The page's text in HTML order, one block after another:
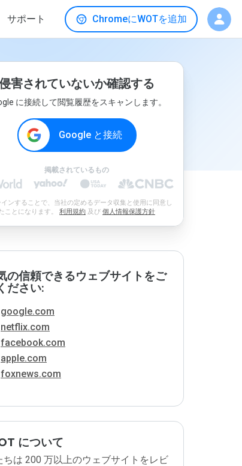
サポート ChromeにWOTを追加
害されていないか確認する
に接続して閲覧履歴をスキャンします。
Google と接続
掲載されているもの
インすることで、当社の定めるデータ収集と使用に同意し
ことになります。 利用規約 及び 個人情報保護方針
の信頼できるウェブサイトをご
ださい:
google.com
netflix.com
facebook.com
apple.com
foxnews.com
について
ちは 200 万以上のウェブサイトをレビ